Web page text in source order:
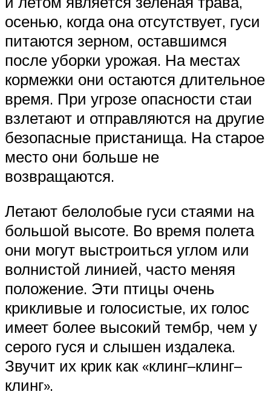
осенью, когда она отсутствует, гуси
питаются зерном, оставшимся
после уборки урожая. На местах
кормежки они остаются длительное
время. При угрозе опасности стаи
взлетают и отправляются на другие
безопасные пристанища. На старое
место они больше не
возвращаются.
Летают белолобые гуси стаями на
большой высоте. Во время полета
они могут выстроиться углом или
волнистой линией, часто меняя
положение. Эти птицы очень
крикливые и голосистые, их голос
имеет более высокий тембр, чем у
серого гуся и слышен издалека.
Звучит их крик как «клинг–клинг–
клинг».